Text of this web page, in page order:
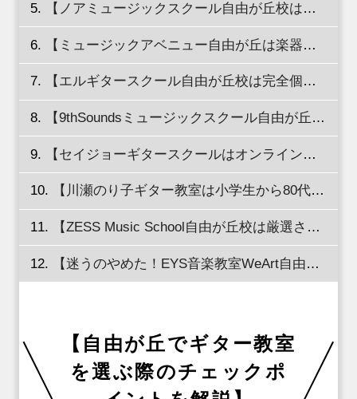
【ノアミュージックスクール自由が丘校はバンド形式のセッションができる！】
【ミュージックアベニュー自由が丘は楽器に関するサポートも受けられる！】
【エルギタースクール自由が丘校は完全個別レッスンに特化した教室！】
【9thSoundsミュージックスクール自由が丘ギター教室は初心者でも安心の個人教室！】
【セイジョーギタースクールはオンライン、出張レッスンにも対応！】
【川瀬のり子ギター教室は小学生から80代までが通う個人教室！】
【ZESS Music School自由が丘校は厳選された講師陣が在籍！】
【迷うのやめた！EYS音楽教室WeArt自由が丘でギターレッスンを体験！】
【自由が丘でギター教室
を選ぶ際のチェックポ